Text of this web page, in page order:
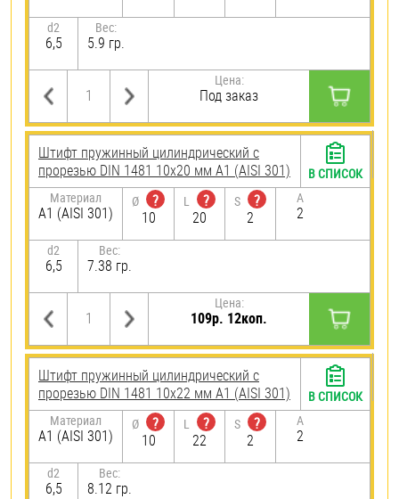
d2
6,5
Вес:
5.9 гр.
Цена:
Под заказ
Штифт пружинный цилиндрический с
прорезью DIN 1481 10х20 мм А1 (AISI 301)
Материал
А1 (AISI 301)
Ø
?
10
L
?
20
S
?
2
A
2
d2
6,5
Вес:
7.38 гр.
Цена:
109р. 12коп.
В СПИСОК
Штифт пружинный цилиндрический с
прорезью DIN 1481 10х22 мм А1 (AISI 301)
Материал
А1 (AISI 301)
Ø
?
10
L
?
22
S
?
2
A
2
d2
6,5
Вес:
8.12 гр.
В СПИСОК